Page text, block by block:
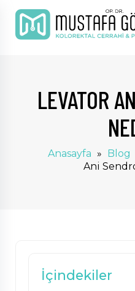
LEVATOR
Anasayfa » Blog
Ani
İçindekiler